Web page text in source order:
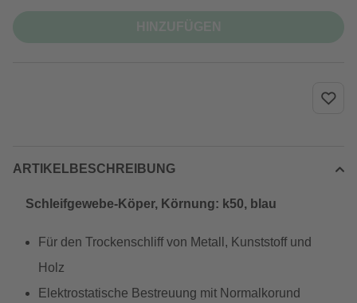
ARTIKELBESCHREIBUNG
Schleifgewebe-Köper, Körnung: k50, blau
Für den Trockenschliff von Metall, Kunststoff und
Holz
Elektrostatische Bestreuung mit Normalkorund